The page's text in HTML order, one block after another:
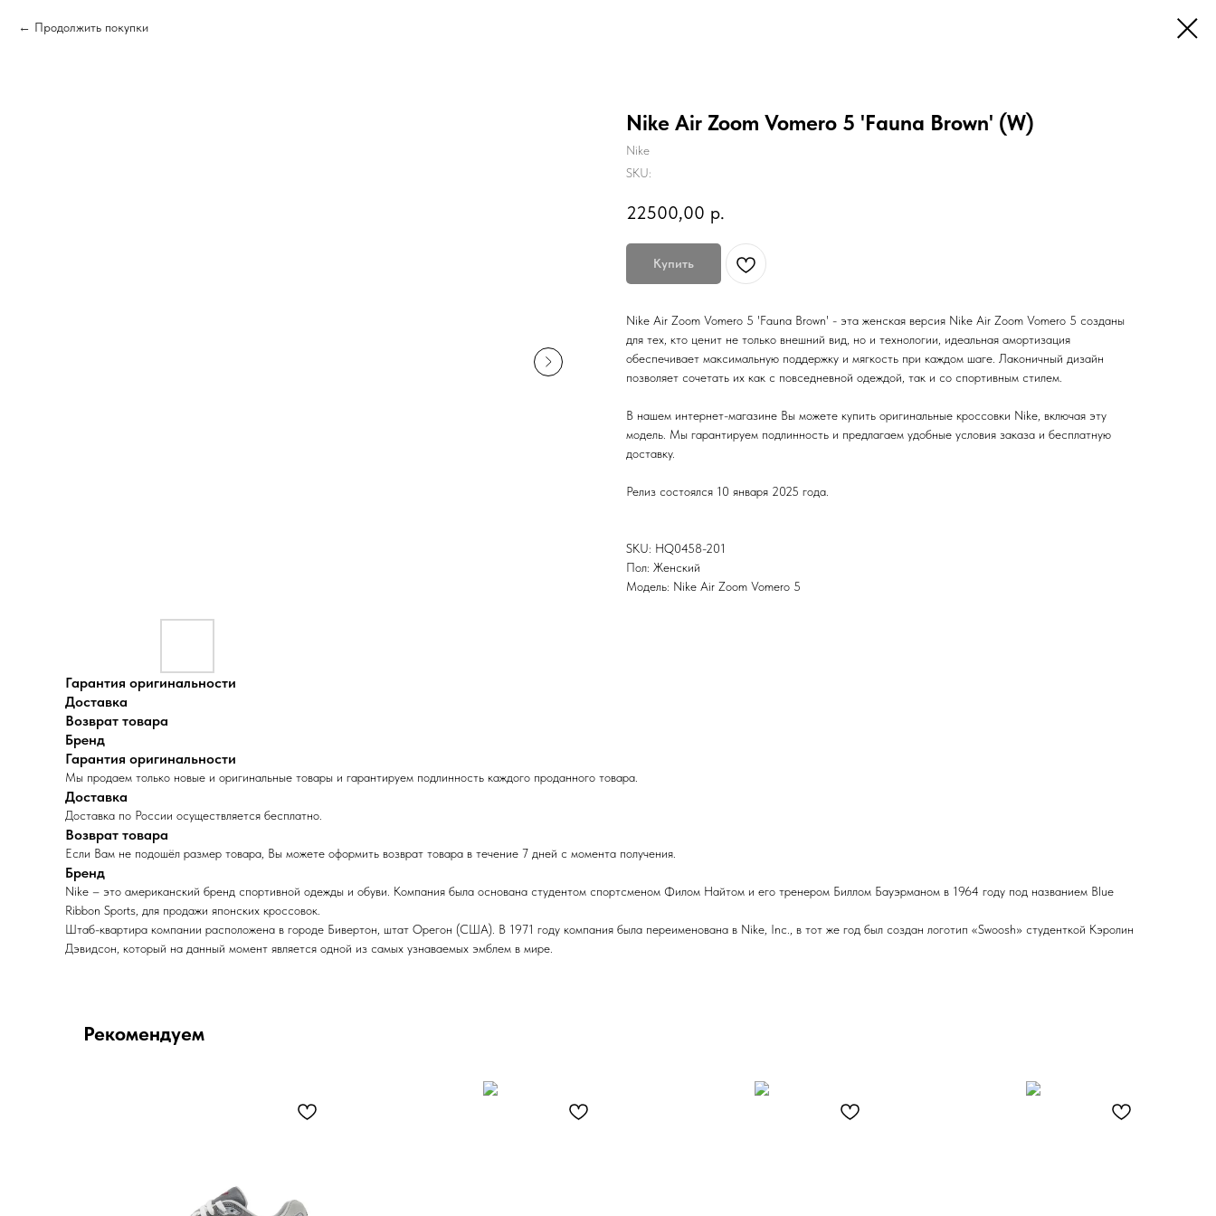
Продолжить покупки
Nike Air Zoom Vomero 5 'Fauna Brown' (W)
Nike
SKU:
22500,00 р.
Купить
Nike Air Zoom Vomero 5 'Fauna Brown' - эта женская версия Nike Air Zoom Vomero 5 созданы
для тех, кто ценит не только внешний вид, но и технологии, идеальная амортизация
обеспечивает максимальную поддержку и мягкость при каждом шаге. Лаконичный дизайн
позволяет сочетать их как с повседневной одеждой, так и со спортивным стилем.
В нашем интернет-магазине Вы можете купить оригинальные кроссовки Nike, включая эту
модель. Мы гарантируем подлинность и предлагаем удобные условия заказа и бесплатную
доставку.
Релиз состоялся 10 января 2025 года.
SKU: HQ0458-201
Пол: Женский
Модель: Nike Air Zoom Vomero 5
Гарантия оригинальности
Доставка
Возврат товара
Бренд
Гарантия оригинальности
Мы продаем только новые и оригинальные товары и гарантируем подлинность каждого проданного товара.
Доставка
Доставка по России осуществляется бесплатно.
Возврат товара
Если Вам не подошёл размер товара, Вы можете оформить возврат товара в течение 7 дней с момента получения.
Бренд
Nike – это американский бренд спортивной одежды и обуви. Компания была основана студентом спортсменом Филом Найтом и его тренером Биллом Бауэрманом в 1964 году под названием Blue
Ribbon Sports, для продажи японских кроссовок.
Штаб-квартира компании расположена в городе Бивертон, штат Орегон (США). В 1971 году компания была переименована в Nike, Inc., в тот же год был создан логотип «Swoosh» студенткой Кэролин
Дэвидсон, который на данный момент является одной из самых узнаваемых эмблем в мире.
Рекомендуем